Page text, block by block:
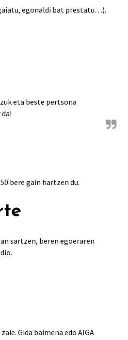
egonaldi bat prestatu…).
eta beste pertsona
bere gain hartzen du.
sartzen, beren egoeraren
Gida baimena edo AIGA